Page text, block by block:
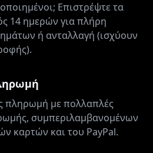
Επιστρέψτε τα
14 ημερών για πλήρη
ή ανταλλαγή (ισχύουν
πληρωμή με πολλαπλές
συμπεριλαμβανομένων
καρτών και του PayPal.